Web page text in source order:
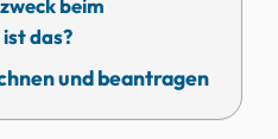
beim
das?
und beantragen